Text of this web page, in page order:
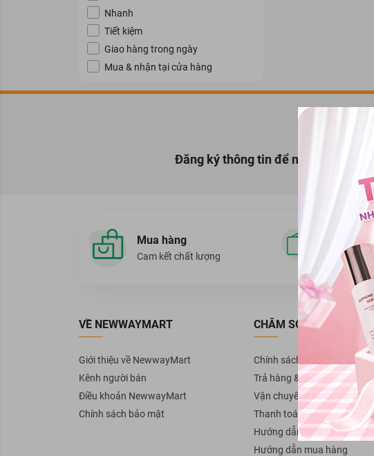
Long An
Tiền Giang
Bến Tre
Đồng Tháp
Hải Dương
Thái Bình
Quảng Ninh
Hà Nam
Ninh Bình
Thanh Hóa
Nghệ An
Nhanh
Tiết kiệm
Giao hàng trong ngày
Mua & nhận tại cửa hàng
Kết nối
Đăng ký thông tin để nhận ưu đãi
Mua hàng
Cam kết chất lượng
Thanh
Giao
VỀ NEWWAYMART
Giới thiệu về NewwayMart
Kênh người bán
Điều khoản NewwayMart
Chính sách bảo mật
CHĂM SÓC KHÁCH
Chính sách bảo hành
Trả hàng & Hoàn tiền
Vận chuyển
Thanh toán
Hướng dẫn bán hàng
Hướng dẫn mua hàng